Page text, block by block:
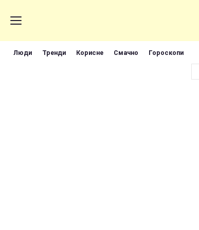
Люди Тренди Корисне Смачно Гороскопи